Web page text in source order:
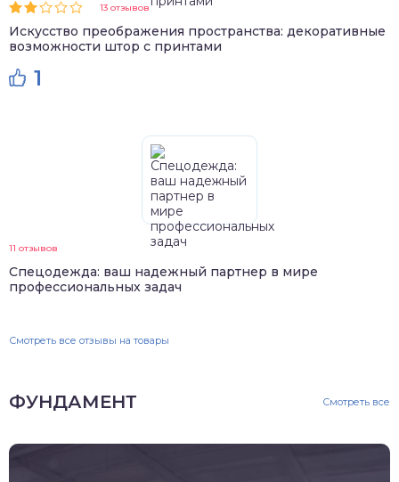
13 отзывов
Искусство преображения пространства: декоративные
возможности штор с принтами
1
11 отзывов
Спецодежда: ваш надежный партнер в мире
профессиональных задач
Смотреть все отзывы на товары
ФУНДАМЕНТ Смотреть все